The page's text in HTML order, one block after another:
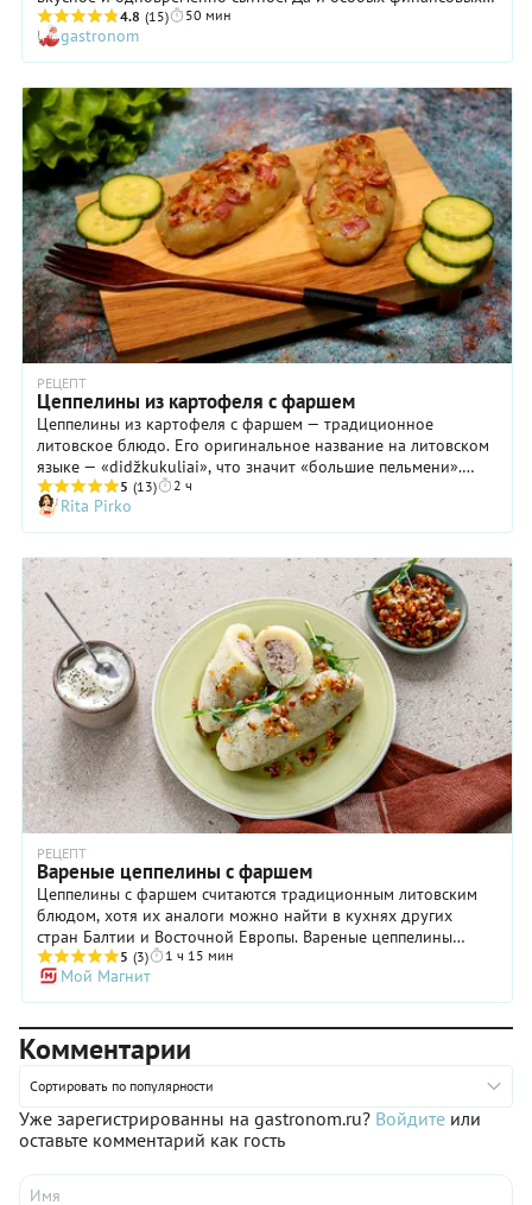
затрат это блюдо не предполагает. Главное — найти для него
правильный картофель мучнистых сортов, тогда котлеты
будут хорошо держать форму. При желании приготовить
зразы вы можете в духовке при температуре не менее 200
°C, но нам кажется, что при жарке на сковороде они
получаются значительно вкуснее. Подать на стол
картофельные зразы можно не только с соусом, как
рекомендовано в нашем рецепте, но и просто с хорошей
густой сметаной.
4.8 (15) 50 мин
gastronom
РЕЦЕПТ
Цеппелины из картофеля с фаршем
Цеппелины из картофеля с фаршем — традиционное
литовское блюдо. Его оригинальное название на литовском
языке — «didžkukuliai», что значит «большие пельмени».
Цеппелинами эти «котлетки» из картофельного теста стали
называть с Первой мировой войны, когда Литва была
оккупирована Германией и над ее территорией регулярно
проплывали в воздухе немецкие дирижабли. Дирижабли
Zeppelin своей формой очень напоминали литовцам их
любимые картофельные диджкукуляи. Мы предлагаем вам
классический рецепт этого оригинального блюда. Для
цеппелинов нужно брать крахмалистый картофель. Молодой
не подойдет. Крахмал добавляем и в картофельное тесто, и
в воду, в которой будут вариться цеппелины. Для
надежности. Кстати, не вздумайте жарить их в сковороде —
они варятся в большом количестве воды в кастрюле. Фарш
для начинки лучше брать свиной, сочный и достаточно
жирный. Бекон или копченую грудинку для соуса-поджарки
берите тоже с хорошим количеством жира. Если бекон
постный, добавьте в сковороду для обжарки пару столовых
ложек растительного масла или сала.
5 (13) 2 ч
Rita Pirko
РЕЦЕПТ
Вареные цеппелины с фаршем
Цеппелины с фаршем считаются традиционным литовским
блюдом, хотя их аналоги можно найти в кухнях других
стран Балтии и Восточной Европы. Вареные цеппелины
представляют собой большие картофельные клецки,
напоминающие формой дирижабль (отсюда и их необычное
название), начиненные мясным фаршем. Приготовление
цеппелинов требует некоторых кулинарных навыков, но в
целом с блюдом сможет справиться даже начинающий
кулинар. Основные ингредиенты цеппелинов, которые вам
предстоит приготовить по нашему рецепту — картофель и
фарш из индейки. Цеппелины подаются горячими, часто с
различными соусами. Классический вариант — сметана с
зеленью или грибной соус. Мы предлагаем подать их с
жареным луком или шкварками, чтобы придать блюду
дополнительный вкус и большую сытость.
5 (3) 1 ч 15 мин
Мой Магнит
Комментарии
Сортировать по популярности
Уже зарегистрированны на gastronom.ru? Войдите или
оставьте комментарий как гость